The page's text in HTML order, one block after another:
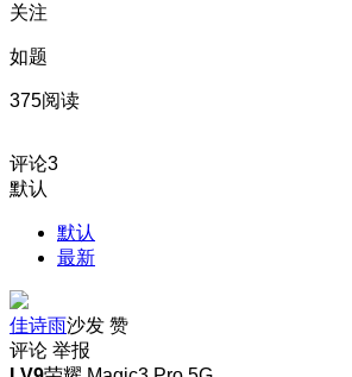
关注
如题
375阅读
评论3
默认
默认
最新
佳诗雨沙发 赞
评论 举报